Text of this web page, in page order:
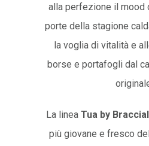
alla perfezione il mood
porte della stagione
la voglia di vitalità e
borse e portafogli dal
La linea Tua by
più giovane e fresco